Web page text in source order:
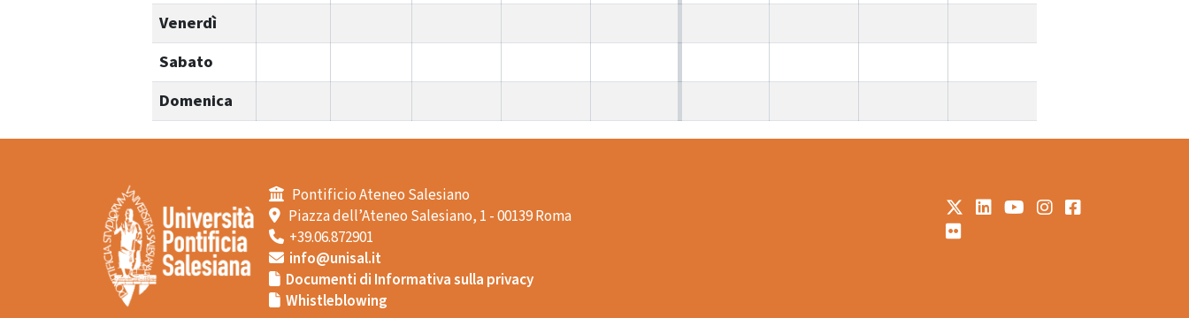
Venerdì
Sabato
Domenica
Pontificio Ateneo Salesiano
Piazza dell’Ateneo Salesiano, 1 - 00139 Roma
+39.06.872901
info@unisal.it
Documenti di Informativa sulla privacy
Whistleblowing